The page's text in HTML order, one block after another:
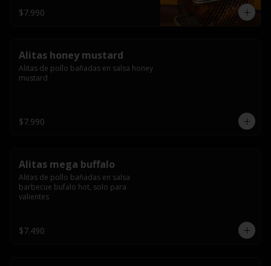
$7.990
Alitas honey mustard
Alitas de pollo bañadas en salsa honey
mustard
$7.990
Alitas mega buffalo
Alitas de pollo bañadas en salsa
barbecue bufalo hot, solo para
valientes
$7.490